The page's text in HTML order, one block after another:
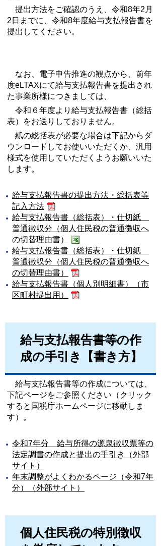
提出方法をご確認のうえ、令和8年2月
2日までに、令和8年度給与支払報告書を
提出してください。
なお、電子申告推進の観点から、前年
度eLTAXにて給与支払報告書を提出され
た事業所様につきましては、
令和６年度より給与支払報告書（総括
表）をお送りしておりません。
紙の総括表が必要な場合は下記からダ
ウンロードしてお使いいただくか、汎用
様式を使用していただくようお願いいた
します。
給与支払報告書の提出方法・総括表等
記入方法
給与支払報告書（総括表）・仕切紙
普通徴収分（個人住民税の普通徴収へ
の切替理由書）
給与支払報告書（総括表）・仕切紙
普通徴収分（個人住民税の普通徴収へ
の切替理由書）
給与支払報告書（個人別明細書）（市
区町村提出用）
給与支払報告書等の作
成の手引き【書き方】
給与支払報告書等の作成については、
下記ページをご参照ください（クリック
すると国税庁ホームページに移動しま
す）。
令和7年分 給与所得の源泉徴収票等の
法定調書の作成と提出の手引き（外部
サイト）
年末調整がよくわかるページ（令和7年
分）（外部サイト）
個人住民税の特別徴収